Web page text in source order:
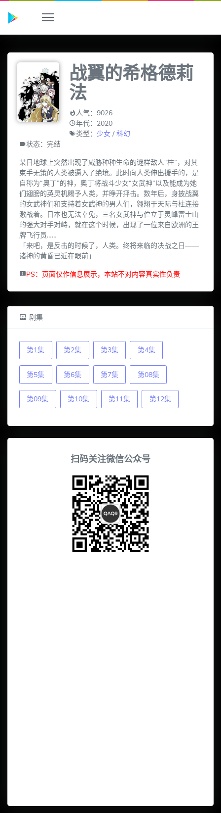
战翼的希格德莉
法
人气：9026
年代：2020
类型：少女 /科幻
状态：完结
某日地球上突然出现了威胁种种生命的谜样敌人“柱”，对其
束手无策的人类被逼入了绝境。此时向人类伸出援手的，是
自称为“奥丁”的神，奥丁将战斗少女“女武神”以及能成为她
们翅膀的英灵机赐予人类，并睁开抨击。数年后，身披战翼
的女武神们和支持着女武神的男人们，翱翔于天际与柱连接
激战着。日本也无法幸免，三名女武神与伫立于灵峰富士山
的强大对手对峙，就在这个时候，出现了一位来自欧洲的王
牌飞行员……
「来吧，是反击的时候了，人类。终将来临的决战之日——
诸神的黄昏已近在眼前」
PS：页面仅作信息展示，本站不对内容真实性负责
剧集
第1集 第2集 第3集 第4集
第5集 第6集 第7集 第08集
第09集 第10集 第11集 第12集
扫码关注微信公众号